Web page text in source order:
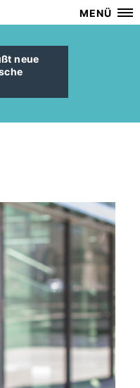
MENÜ
neue